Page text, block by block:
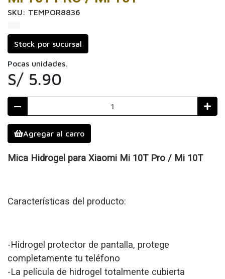
SKU: TEMPOR8836
Stock por sucursal
Pocas unidades.
S/ 5.90
Agregar al carro
Mica Hidrogel para Xiaomi Mi 10T Pro / Mi 10T
Características del producto:
-Hidrogel protector de pantalla, protege
completamente tu teléfono
-La película de hidrogel totalmente cubierta